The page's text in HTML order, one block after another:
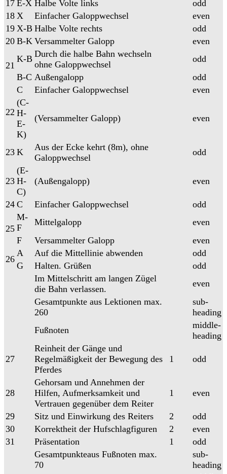
17 E-X Halbe Volte links
odd
18 X Einfacher Galoppwechsel
even
19 X-B Halbe Volte rechts
odd
20 B-K Versammelter Galopp even
21
K-B Durch die halbe Bahn wechseln
ohne Galoppwechsel
odd
B-C Außengalopp odd
22
C Einfacher Galoppwechsel
even
(C-
H-
E-
K)
(Versammelter Galopp) even
23 K
Aus der Ecke kehrt (8m), ohne
Galoppwechsel
odd
23
(E-
H-
C)
(Außengalopp) even
24 C Einfacher Galoppwechsel odd
25
M-
F
Mittelgalopp
even
F
Versammelter Galopp
even
26
A Auf die Mittellinie abwenden
odd
G
Halten. Grüßen
odd
Im Mittelschritt am langen Zügel
die Bahn verlassen.
even
Gesamtpunkte aus Lektionen max.
260
sub-
heading
Fußnoten
middle-
heading
27
Reinheit der Gänge und
Regelmäßigkeit der Bewegung des
Pferdes
1 odd
28
Gehorsam und Annehmen der
Hilfen, Aufmerksamkeit und
Vertrauen gegenüber dem Reiter
1 even
29 Sitz und Einwirkung des Reiters 2
odd
30
Korrektheit der Hufschlagfiguren 2
even
31
Präsentation 1
odd
Gesamtpunkteaus Fußnoten max.
70
sub-
heading